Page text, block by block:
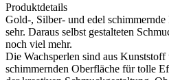
Produktdetails
Gold-, Silber- und edel
sehr. Daraus selbst gestalteten
noch viel mehr.
Die Wachsperlen sind aus
schimmernden Oberfläche für tolle